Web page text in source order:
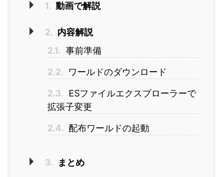
1. 動画で解説
2. 内容解説
2.1. 事前準備
2.2. ワールドのダウンロード
2.3. ESファイルエクスプローラーで
拡張子変更
2.4. 配布ワールドの起動
3. まとめ